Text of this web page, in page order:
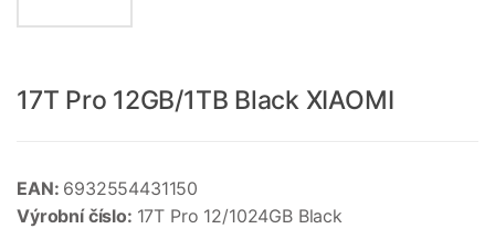
17T Pro 12GB/1TB Black XIAOMI
EAN: 6932554431150
Výrobní číslo: 17T Pro 12/1024GB Black